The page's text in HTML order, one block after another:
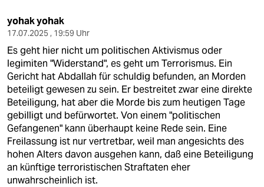
yohak yohak
17.07.2025 , 19:59 Uhr
Es geht hier nicht um politischen Aktivismus oder
legimiten "Widerstand", es geht um Terrorismus. Ein
Gericht hat Abdallah für schuldig befunden, an Morden
beteiligt gewesen zu sein. Er bestreitet zwar eine direkte
Beteiligung, hat aber die Morde bis zum heutigen Tage
gebilligt und befürwortet. Von einem "politischen
Gefangenen" kann überhaupt keine Rede sein. Eine
Freilassung ist nur vertretbar, weil man angesichts des
hohen Alters davon ausgehen kann, daß eine Beteiligung
an künftige terroristischen Straftaten eher
unwahrscheinlich ist.